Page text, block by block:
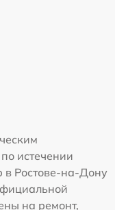
истечении
в Ростове-на-Дону
на ремонт,